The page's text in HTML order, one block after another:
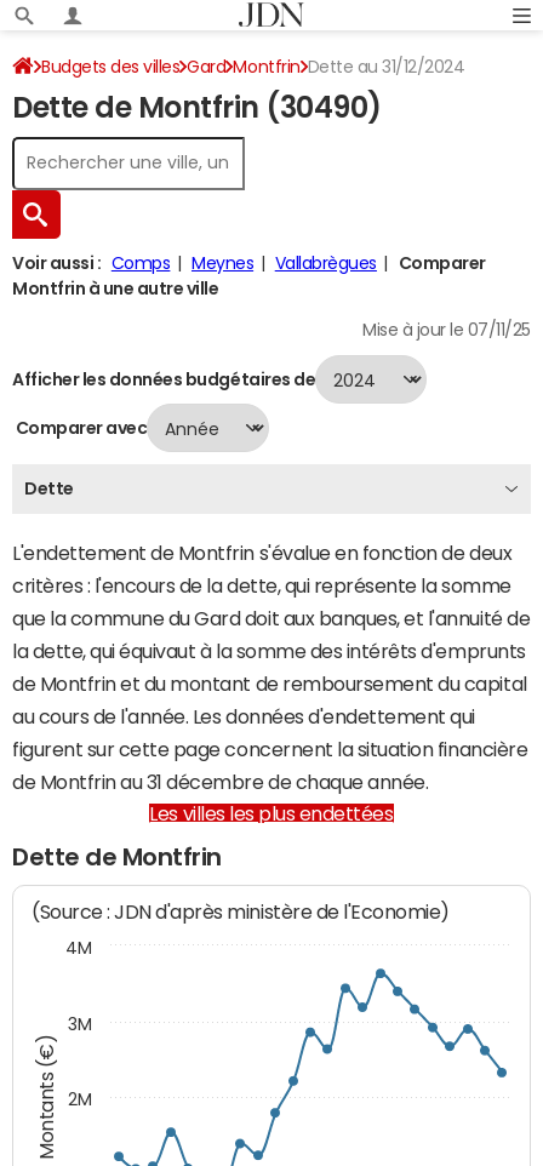
Budgets des villes Gard Montfrin Dette au 31/12/2024
Dette de Montfrin (30490)
Voir aussi : Comps Meynes Vallabrègues
Comparer
Montfrin à une autre ville
Mise à jour le 07/11/25
Afficher les données budgétaires de
Comparer avec
Dette
L'endettement de Montfrin s'évalue en fonction de deux
critères : l'encours de la dette, qui représente la somme
que la commune du Gard doit aux banques, et l'annuité de
la dette, qui équivaut à la somme des intérêts d'emprunts
de Montfrin et du montant de remboursement du capital
au cours de l'année. Les données d'endettement qui
figurent sur cette page concernent la situation financière
de Montfrin au 31 décembre de chaque année.
Les villes les plus endettées
Dette de Montfrin
Montants (€)
(Source : JDN d'après ministère de l'Economie)
2M
3M
4M